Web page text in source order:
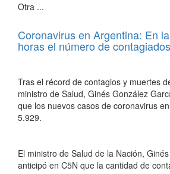
Otra ...
Coronavirus en Argentina: En
horas el número de
Tras el récord de contagios y muertes
ministro de Salud, Ginés González
que los nuevos casos de coronavirus
5.929.
El ministro de Salud de la Nación,
anticipó en C5N que la cantidad de